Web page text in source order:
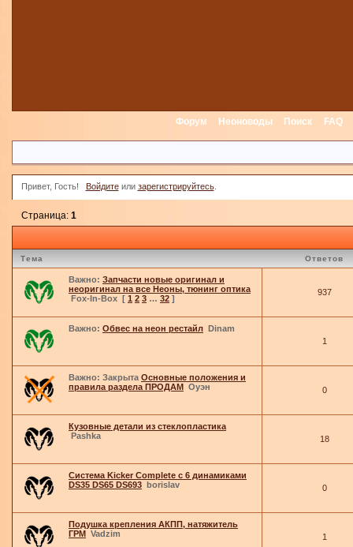
Форум Неоноводы Поиск FAQ
Привет, Гость! Войдитеили зарегистрируйтесь.
Страница:1
Тема Ответов
Важно: Запчасти новые оригинал и
неоригинал на все Неоны, тюнинг оптика
Fox-In-Box [ 1 2 3 … 32 ]
937
Важно: Обвес на неон рестайл Dinam
1
Важно: Закрыта Основные положения и
правила раздела ПРОДАМ Оуэн 0
Кузовные детали из стеклопластика
Pashka
18
Система Kicker Complete с 6 динамиками
DS35 DS65 DS693 borislav 0
Подушка крепления АКПП, натяжитель
ГРМ Vadzim 1